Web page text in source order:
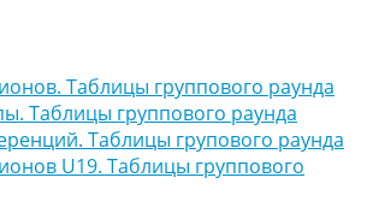
Таблицы группового раунда
Таблицы группового раунда
Таблицы групового раунда
U19. Таблицы группового